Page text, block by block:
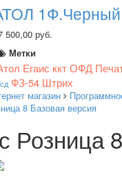
500,00 руб.
Метки
Егаис кктОФД
ФЗ-54 Штрих
магазин
8 Базовая версия
Розница